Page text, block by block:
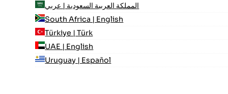
المملكة العربية السعودية | عربي
South Africa | English
Türkiye | Türk
UAE | English
Uruguay | Español